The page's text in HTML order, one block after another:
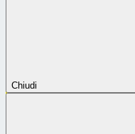
Chiudi